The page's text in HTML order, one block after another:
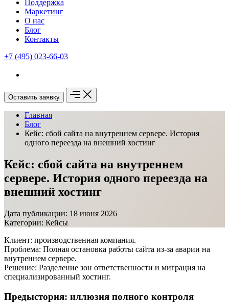
Поддержка
Маркетинг
О нас
Блог
Контакты
+7 (495) 023-66-03
Оставить заявку
Главная
Блог
Кейс: сбой сайта на внутреннем сервере. История
одного переезда на внешний хостинг
Кейс: сбой сайта на внутреннем
сервере. История одного переезда на
внешний хостинг
Дата публикации: 18 июня 2026
Категории: Кейсы
Клиент: производственная компания.
Проблема: Полная остановка работы сайта из-за аварии на
внутреннем сервере.
Решение: Разделение зон ответственности и миграция на
специализированный хостинг.
Предыстория: иллюзия полного контроля